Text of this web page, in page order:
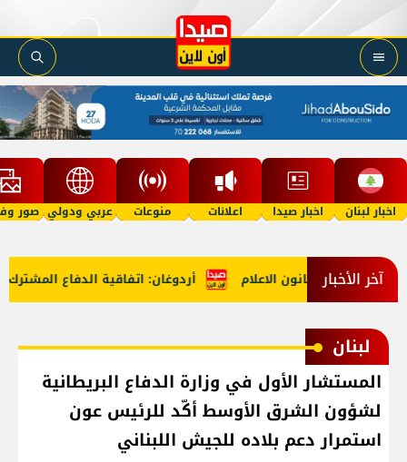
اخبار لبنان اخبار صيدا اعلانات منوعات عربي ودولي صور
آخر الأخبار أردوغان: اتفاقية الدفاع المشترك حول قانون الاعلام
لبنان
المستشار الأول في وزارة الدفاع البريطانية
لشؤون الشرق الأوسط أكّد للرئيس عون
استمرار دعم بلاده للجيش اللبناني